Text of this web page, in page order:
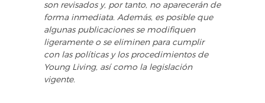
son revisados y, por tanto, no aparecerán de
forma inmediata. Además, es posible que
algunas publicaciones se modifiquen
ligeramente o se eliminen para cumplir
con las políticas y los procedimientos de
Young Living, así como la legislación
vigente.